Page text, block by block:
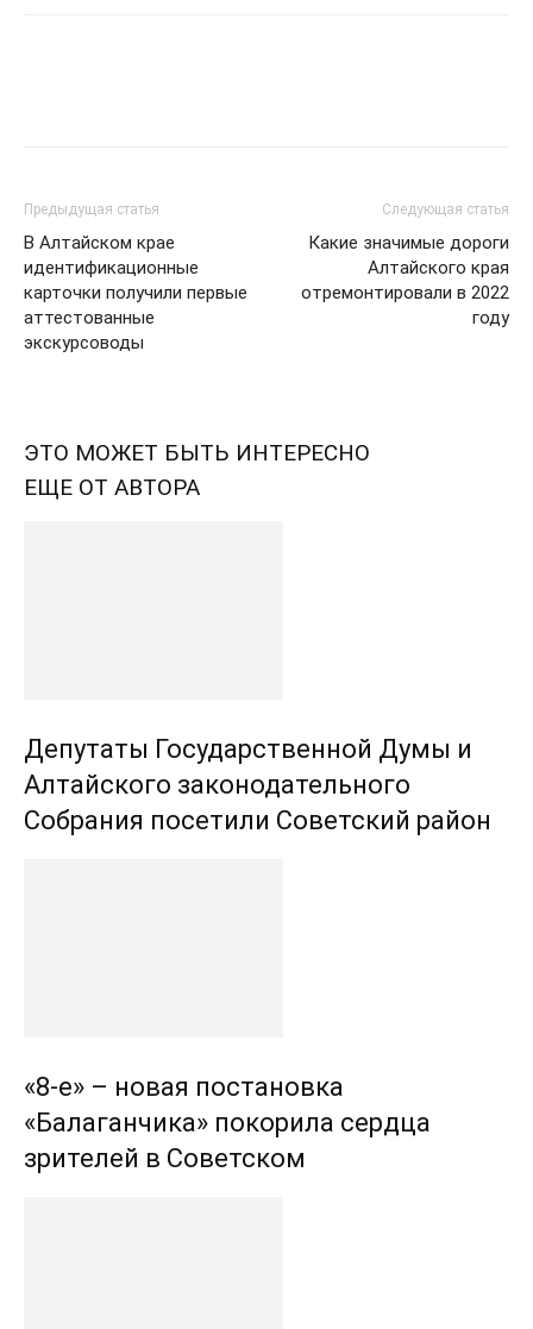
Предыдущая статья
В Алтайском крае
идентификационные
карточки получили первые
аттестованные
экскурсоводы
Следующая статья
Какие значимые дороги
Алтайского края
отремонтировали в 2022
году
ЭТО МОЖЕТ БЫТЬ ИНТЕРЕСНО
ЕЩЕ ОТ АВТОРА
Депутаты Государственной Думы и
Алтайского законодательного
Собрания посетили Советский район
«8-е» – новая постановка
«Балаганчика» покорила сердца
зрителей в Советском